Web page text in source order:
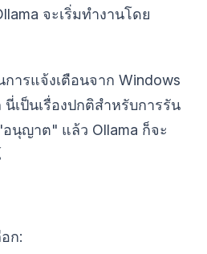
จะเริ่มทำงานโดย
ารแจ้งเตือนจาก Windows
นี่เป็นเรื่องปกติสำหรับการรัน
นุญาต" แล้ว Ollama ก็จะ
ก: